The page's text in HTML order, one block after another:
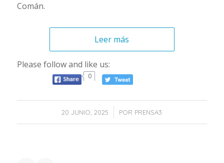
Comán.
Leer más
Please follow and like us:
0
20 JUNIO, 2025
/ POR PRENSA3